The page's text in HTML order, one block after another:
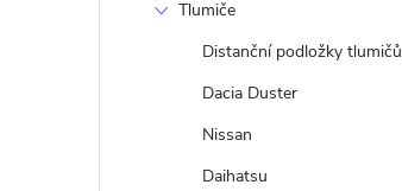
Tlumiče
Distanční podložky tlumičů
Dacia Duster
Nissan
Daihatsu